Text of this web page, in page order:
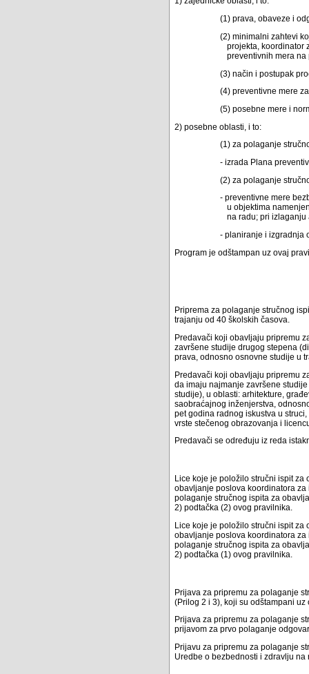
(1) prava, obaveze i
(2) minimalni zahtevi
projekta, koordinator
preventivnih mera
(3) način i postupak
(4) preventivne mere
(5) posebne mere i
2) posebne oblasti, i to:
(1) za polaganje
- izrada Plana
(2) za polaganje
- preventivne mere
u objektima
na radu; pri izlaganju
- planiranje i izgradnja
Program je odštampan uz ovaj
Priprema za polaganje stručnog
trajanju od 40 školskih časova.
Predavači koji obavljaju pripremu
završene studije drugog stepena
prava, odnosno osnovne studije u
Predavači koji obavljaju pripremu
da imaju najmanje završene
studije), u oblasti: arhitekture,
saobraćajnog inženjerstva,
pet godina radnog iskustva u
vrste stečenog obrazovanja i
Predavači se određuju iz reda
Lice koje je položilo stručni ispit
obavljanje poslova koordinatora
polaganje stručnog ispita za
2) podtačka (2) ovog pravilnika.
Lice koje je položilo stručni ispit
obavljanje poslova koordinatora
polaganje stručnog ispita za
2) podtačka (1) ovog pravilnika.
Prijava za pripremu za polaganje
(Prilog 2 i 3), koji su odštampani
Prijava za pripremu za polaganje
prijavom za prvo polaganje
Prijavu za pripremu za polaganje
Uredbe o bezbednosti i zdravlju